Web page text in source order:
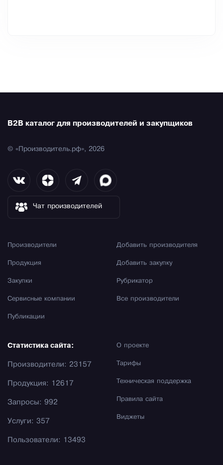
B2B каталог для производителей и закупщиков
© «Производитель.рф», 2026
Чат производителей
Производители
Продукция
Закупки
Сервисные компании
Публикации
Добавить производителя
Добавить закупку
Рубрикатор
Все производители
О проекте
Тарифы
Техническая поддержка
Правила сайта
Виджеты
Статистика сайта:
Производители: 23157
Продукция: 12617
Запросы: 992
Услуги: 357
Пользователи: 13493